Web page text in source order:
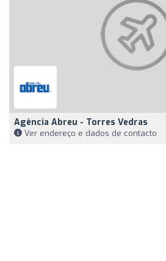
Agência Abreu - Torres Vedras
Ver endereço e dados de contacto